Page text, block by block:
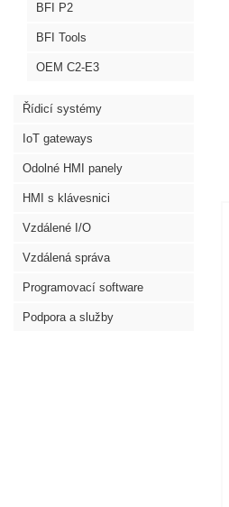
BFI P2
BFI Tools
OEM C2-E3
Řídicí systémy
IoT gateways
Odolné HMI panely
HMI s klávesnici
Vzdálené I/O
Vzdálená správa
Programovací software
Podpora a služby